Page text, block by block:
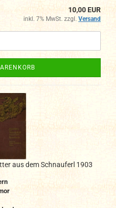
10,00 EUR
inkl. 7% MwSt. zzgl. Versand
aus dem Schnauferl 1903